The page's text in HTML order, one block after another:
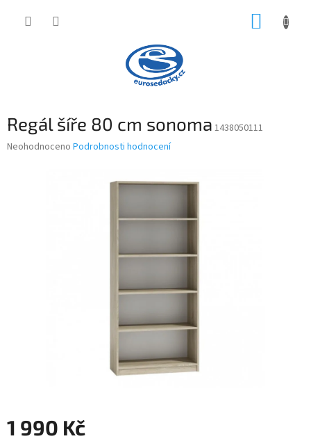
Regál šíře 80 cm sonoma 1438050111
Průměrné
Neohodnoceno Podrobnosti hodnocení
1 990 Kč